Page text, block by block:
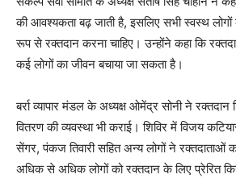
की आवश्यकता बढ़ जाती है, इसलिए सभी स्वस्थ
रूप से रक्तदान करना चाहिए। उन्होंने कहा कि
कई लोगों का जीवन बचाया जा सकता है।
बर्रा व्यापार मंडल के अध्यक्ष ओमेंद्र सोनी ने रक्तदान
वितरण की व्यवस्था भी कराई। शिविर में विजय
सेंगर, पंकज तिवारी सहित अन्य लोगों ने रक्तदाताओं
अधिक से अधिक लोगों को रक्तदान के लिए प्रेरित